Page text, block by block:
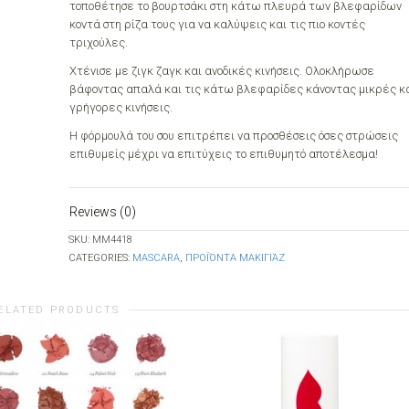
τοποθέτησε το βουρτσάκι στη κάτω πλευρά των βλεφαρίδων
κοντά στη ρίζα τους για να καλύψεις και τις πιο κοντές
τριχούλες.
Χτένισε με ζιγκ ζαγκ και ανοδικές κινήσεις. Ολοκλήρωσε
βάφοντας απαλά και τις κάτω βλεφαρίδες κάνοντας μικρές
γρήγορες κινήσεις.
Η φόρμουλά του σου επιτρέπει να προσθέσεις όσες στρώσεις
επιθυμείς μέχρι να επιτύχεις το επιθυμητό αποτέλεσμα!
Reviews (0)
SKU: MM4418
CATEGORIES: MASCARA, ΠΡΟΪΌΝΤΑ ΜΑΚΙΓΙΆΖ
PRODUCTS